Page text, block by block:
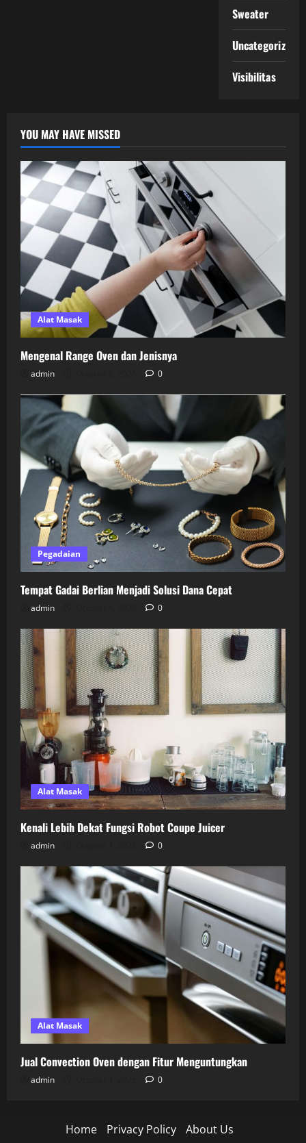
Sweater
Uncategorized
Visibilitas
YOU MAY HAVE MISSED
Alat Masak
Mengenal Range Oven dan Jenisnya
admin 0
Pegadaian
Tempat Gadai Berlian Menjadi Solusi Dana Cepat
admin 0
Alat Masak
Kenali Lebih Dekat Fungsi Robot Coupe Juicer
admin 0
Alat Masak
Jual Convection Oven dengan Fitur Menguntungkan
admin 0
Home Privacy Policy About Us